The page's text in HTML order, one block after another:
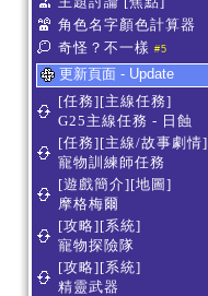
角色名字顏色計算器
奇怪？不一樣 #5
更新頁面 - Update
[任務][主線任務]
G25主線任務 - 日蝕
[任務][主線/故事劇情]
寵物訓練師任務
[遊戲簡介][地圖]
摩格梅爾
[攻略][系統]
寵物探險隊
[攻略][系統]
精靈武器